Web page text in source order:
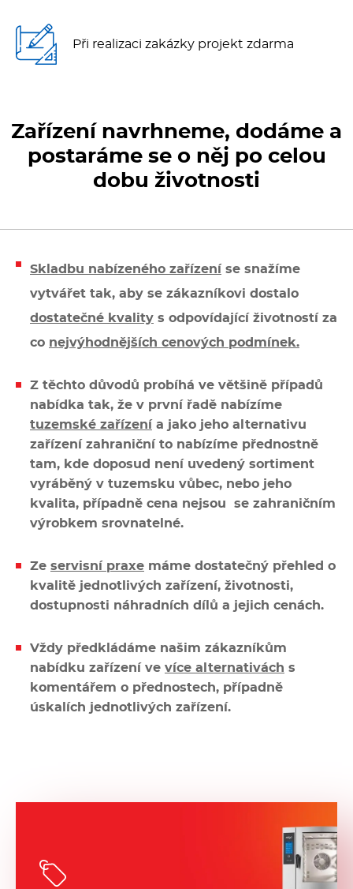
Konvektomaty/Pece
Sporáky
Myčky
Vařiče a výrobníky těstovin
Nástroje
Vodní lázně
Ostatní
Při realizaci zakázky projekt zdarma
Zařízení navrhneme, dodáme a
postaráme se o něj po celou
dobu životnosti
Skladbu nabízeného zařízení se snažíme
vytvářet tak, aby se zákazníkovi dostalo
dostatečné kvality s odpovídající životností za
co nejvýhodnějších cenových podmínek.
Z těchto důvodů probíhá ve většině případů
nabídka tak, že v první řadě nabízíme
tuzemské zařízení a jako jeho alternativu
zařízení zahraniční to nabízíme přednostně
tam, kde doposud není uvedený sortiment
vyráběný v tuzemsku vůbec, nebo jeho
kvalita, případně cena nejsou se zahraničním
výrobkem srovnatelné.
Ze servisní praxe máme dostatečný přehled o
kvalitě jednotlivých zařízení, životnosti,
dostupnosti náhradních dílů a jejich cenách.
Vždy předkládáme našim zákazníkům
nabídku zařízení ve více alternativách s
komentářem o přednostech, případně
úskalích jednotlivých zařízení.